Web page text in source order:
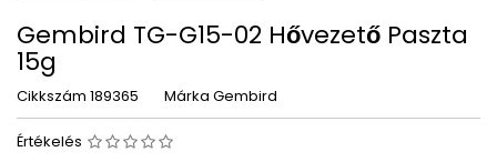
Gembird TG-G15-02 Hővezető Paszta
15g
Cikkszám 189365 Márka Gembird
Értékelés